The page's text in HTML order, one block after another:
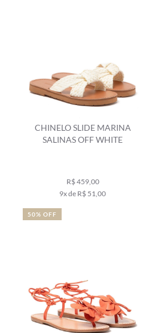
CHINELO SLIDE MARINA
SALINAS OFF WHITE
R$ 459,00
9x de R$ 51,00
50% OFF